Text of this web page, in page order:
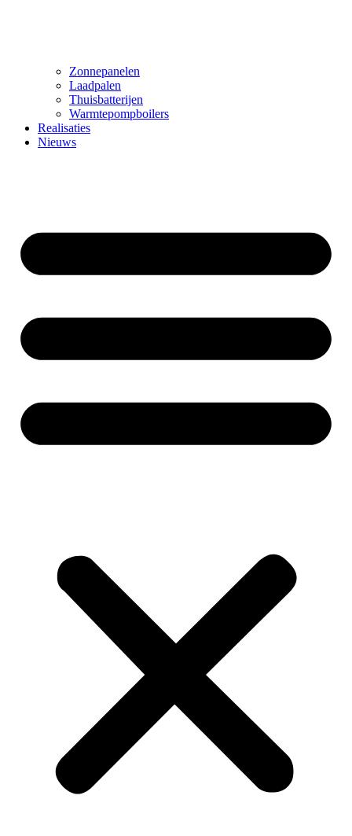
Zonnepanelen
Laadpalen
Thuisbatterijen
Warmtepompboilers
Realisaties
Nieuws